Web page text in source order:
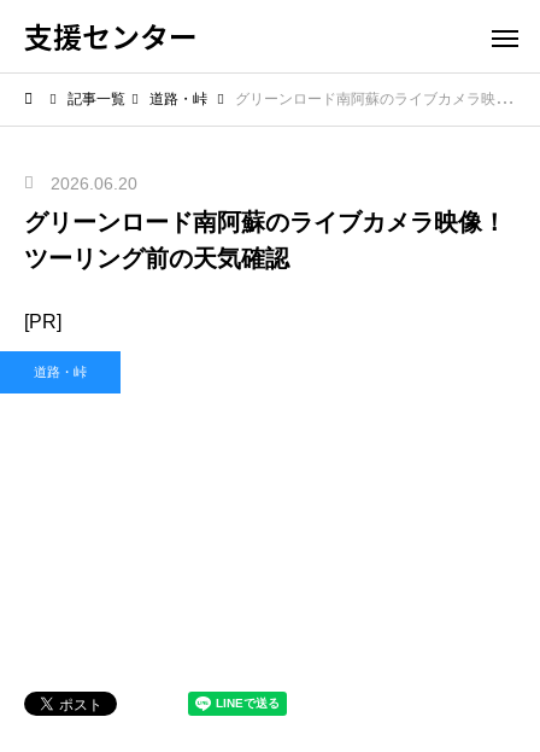
支援センター
記事一覧 道路・峠 グリーンロード南阿蘇のライブカメラ映像！ツーリング前の天気確認
2026.06.20
グリーンロード南阿蘇のライブカメラ映像！
ツーリング前の天気確認
[PR]
道路・峠